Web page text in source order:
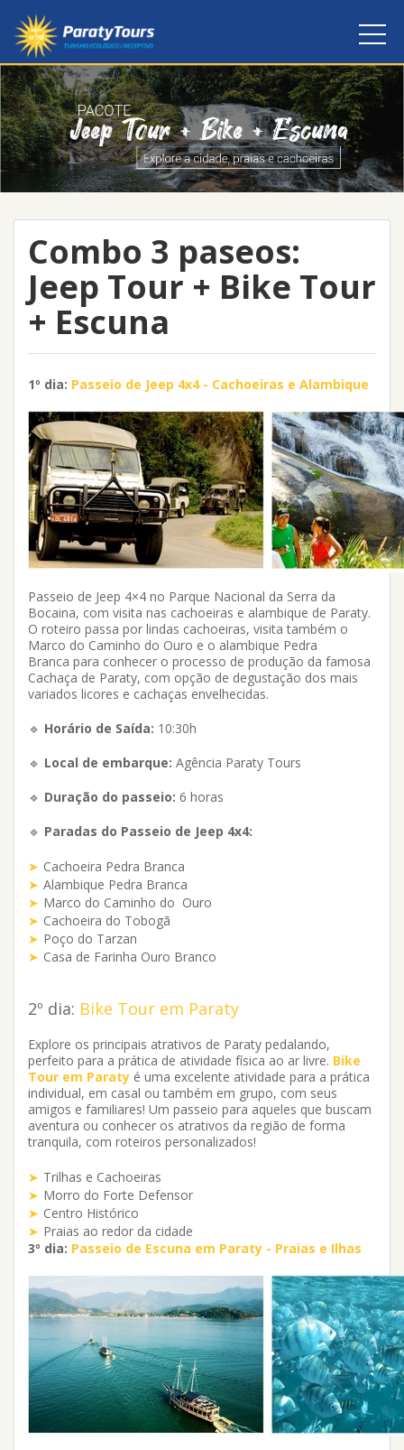
Combo 3 paseos:
Jeep Tour + Bike Tour
+ Escuna
1º dia: Passeio de Jeep 4x4 - Cachoeiras e Alambique
Passeio de Jeep 4×4 no Parque Nacional da Serra da
Bocaina, com visita nas cachoeiras e alambique de Paraty.
O roteiro passa por lindas cachoeiras, visita também o
Marco do Caminho do Ouro e o alambique Pedra
Branca para conhecer o processo de produção da famosa
Cachaça de Paraty, com opção de degustação dos mais
variados licores e cachaças envelhecidas.
🔹 Horário de Saída: 10:30h
🔹 Local de embarque: Agência Paraty Tours
🔹 Duração do passeio: 6 horas
🔹 Paradas do Passeio de Jeep 4x4:
Cachoeira Pedra Branca
Alambique Pedra Branca
Marco do Caminho do Ouro
Cachoeira do Tobogã
Poço do Tarzan
Casa de Farinha Ouro Branco
2º dia: Bike Tour em Paraty
Explore os principais atrativos de Paraty pedalando,
perfeito para a prática de atividade física ao ar livre. Bike
Tour em Paraty é uma excelente atividade para a prática
individual, em casal ou também em grupo, com seus
amigos e familiares! Um passeio para aqueles que buscam
aventura ou conhecer os atrativos da região de forma
tranquila, com roteiros personalizados!
Trilhas e Cachoeiras
Morro do Forte Defensor
Centro Histórico
Praias ao redor da cidade
3º dia: Passeio de Escuna em Paraty - Praias e Ilhas